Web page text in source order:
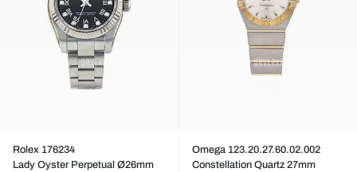
Rolex 176234
Lady Oyster Perpetual Ø26mm
Omega 123.20.27.60.02.002
Constellation Quartz 27mm